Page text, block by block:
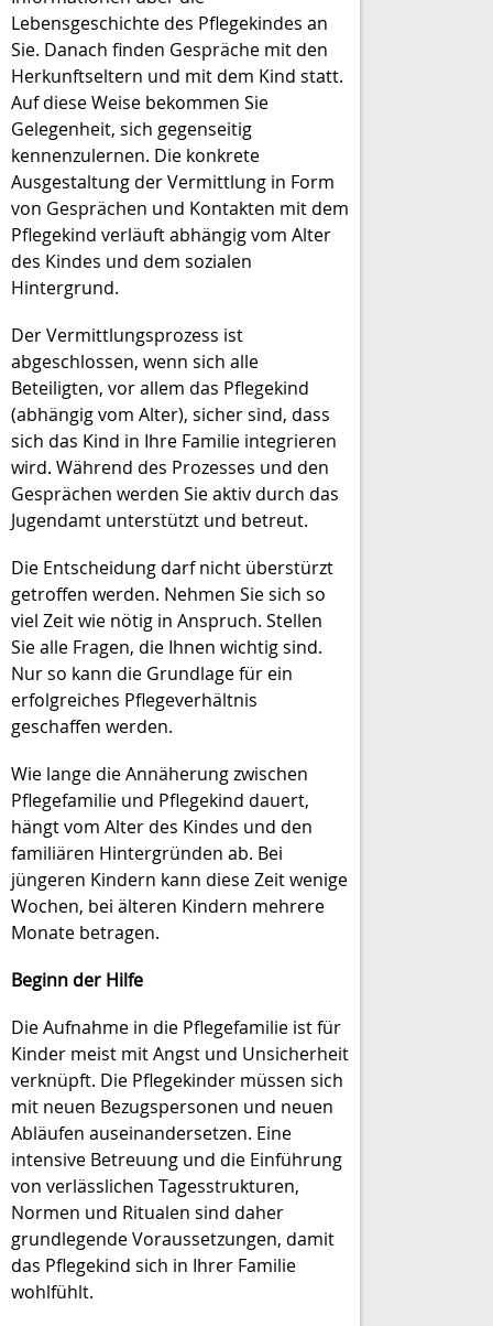
Lebensgeschichte des Pflegekindes an
Sie. Danach finden Gespräche mit den
Herkunftseltern und mit dem Kind statt.
Auf diese Weise bekommen Sie
Gelegenheit, sich gegenseitig
kennenzulernen. Die konkrete
Ausgestaltung der Vermittlung in Form
von Gesprächen und Kontakten mit dem
Pflegekind verläuft abhängig vom Alter
des Kindes und dem sozialen
Hintergrund.
Der Vermittlungsprozess ist
abgeschlossen, wenn sich alle
Beteiligten, vor allem das Pflegekind
(abhängig vom Alter), sicher sind, dass
sich das Kind in Ihre Familie integrieren
wird. Während des Prozesses und den
Gesprächen werden Sie aktiv durch das
Jugendamt unterstützt und betreut.
Die Entscheidung darf nicht überstürzt
getroffen werden. Nehmen Sie sich so
viel Zeit wie nötig in Anspruch. Stellen
Sie alle Fragen, die Ihnen wichtig sind.
Nur so kann die Grundlage für ein
erfolgreiches Pflegeverhältnis
geschaffen werden.
Wie lange die Annäherung zwischen
Pflegefamilie und Pflegekind dauert,
hängt vom Alter des Kindes und den
familiären Hintergründen ab. Bei
jüngeren Kindern kann diese Zeit wenige
Wochen, bei älteren Kindern mehrere
Monate betragen.
Beginn der Hilfe
Die Aufnahme in die Pflegefamilie ist für
Kinder meist mit Angst und Unsicherheit
verknüpft. Die Pflegekinder müssen sich
mit neuen Bezugspersonen und neuen
Abläufen auseinandersetzen. Eine
intensive Betreuung und die Einführung
von verlässlichen Tagesstrukturen,
Normen und Ritualen sind daher
grundlegende Voraussetzungen, damit
das Pflegekind sich in Ihrer Familie
wohlfühlt.